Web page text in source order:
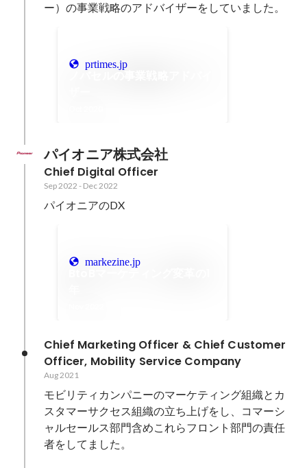
ー）の事業戦略のアドバイザーをしていました。
prtimes.jp
パイオニア株式会社
Chief Digital Officer
Sep 2022 - Dec 2022
パイオニアのDX
markezine.jp
Chief Marketing Officer & Chief Customer
Officer, Mobility Service Company
Aug 2021
モビリティカンパニーのマーケティング組織とカ
スタマーサクセス組織の立ち上げをし、コマーシ
ャルセールス部門含めこれらフロント部門の責任
者をしてました。